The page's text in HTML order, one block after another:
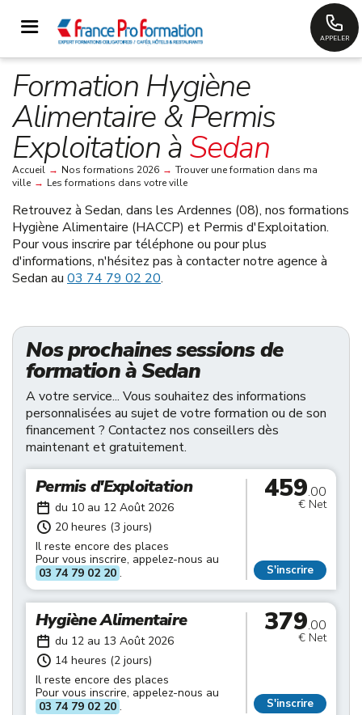
APPELER
Formation Hygiène
Alimentaire & Permis
Exploitation àSedan
Accueil → Nos formations 2026 → Trouver une formation dans ma
ville → Les formations dans votre ville
Retrouvez à Sedan, dans les Ardennes (08), nos formations
Hygiène Alimentaire (HACCP) et Permis d'Exploitation.
Pour vous inscrire par téléphone ou pour plus
d'informations, n'hésitez pas à contacter notre agence à
Sedan au 03 74 79 02 20.
Nos prochaines sessions de
formation à Sedan
A votre service... Vous souhaitez des informations
personnalisées au sujet de votre formation ou de son
financement ? Contactez nos conseillers dès
maintenant et gratuitement.
Permis d'Exploitation
du 10 au 12 Août 2026
20 heures (3 jours)
Il reste encore des places
Pour vous inscrire, appelez-nous au
03 74 79 02 20 .
459.00
€ Net
S'inscrire
Hygiène Alimentaire
du 12 au 13 Août 2026
14 heures (2 jours)
Il reste encore des places
Pour vous inscrire, appelez-nous au
03 74 79 02 20 .
379.00
€ Net
S'inscrire